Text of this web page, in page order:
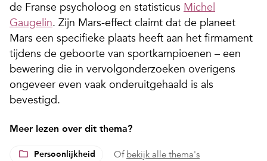
de Franse ­psycholoog en statisticus ­ Michel
Gaugelin. Zijn Mars-­effect claimt dat de planeet
Mars een specifieke plaats heeft aan het firmament
tijdens de geboorte van sportkampioenen – een
bewering die in vervolgonderzoeken overigens
ongeveer even vaak onderuitgehaald is als
bevestigd.
Meer lezen over dit thema?
Persoonlijkheid Of bekijk alle thema's